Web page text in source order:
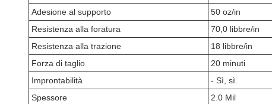
Adesione al supporto
50 oz/in
Resistenza alla foratura
70,0 libbre/in
Resistenza alla trazione
18 libbre/in
Forza di taglio
20 minuti
Improntabilità
- Sì, sì.
Spessore
2.0 Mil